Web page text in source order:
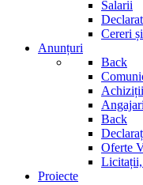
Salarii
Cereri
Anunțuri
Back
Angajari
Back
Oferte
Licitații,
Proiecte